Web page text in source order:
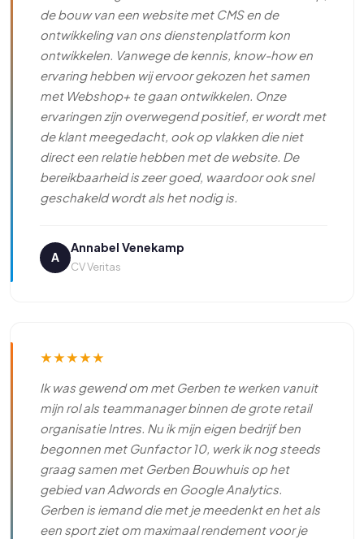
de bouw van een website met CMS en de
ontwikkeling van ons dienstenplatform kon
ontwikkelen. Vanwege de kennis, know-how en
ervaring hebben wij ervoor gekozen het samen
met Webshop+ te gaan ontwikkelen. Onze
ervaringen zijn overwegend positief, er wordt met
de klant meegedacht, ook op vlakken die niet
direct een relatie hebben met de website. De
bereikbaarheid is zeer goed, waardoor ook snel
geschakeld wordt als het nodig is.
A
Annabel Venekamp
CV Veritas
★★★★★
Ik was gewend om met Gerben te werken vanuit
mijn rol als teammanager binnen de grote retail
organisatie Intres. Nu ik mijn eigen bedrijf ben
begonnen met Gunfactor 10, werk ik nog steeds
graag samen met Gerben Bouwhuis op het
gebied van Adwords en Google Analytics.
Gerben is iemand die met je meedenkt en het als
een sport ziet om maximaal rendement voor je